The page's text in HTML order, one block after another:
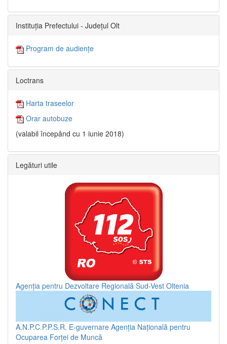
Instituția Prefectului - Județul Olt
Program de audiențe
Loctrans
Harta traseelor
Orar autobuze
(valabil începând cu 1 iunie 2018)
Legături utile
Agenția pentru Dezvoltare Regională Sud-Vest Oltenia
A.N.P.C.P.P.S.R. E-guvernare Agenția Națională pentru
Ocuparea Forței de Muncă